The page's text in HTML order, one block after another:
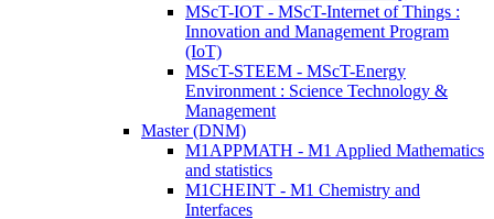
MScT-IOT - MScT-Internet of Things :
Innovation and Management Program
(IoT)
MScT-STEEM - MScT-Energy
Environment : Science Technology &
Management
Master (DNM)
M1APPMATH - M1 Applied Mathematics
and statistics
M1CHEINT - M1 Chemistry and
Interfaces